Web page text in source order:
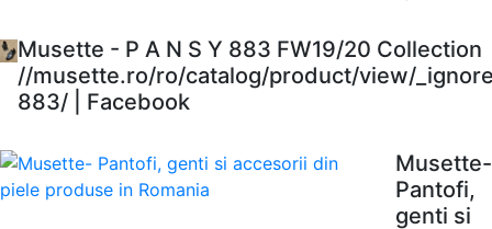
Musette - P A N S Y 883 FW19/20 Collection
//musette.ro/ro/catalog/product/view/
883/ | Facebook
Musette-
Pantofi,
genti si